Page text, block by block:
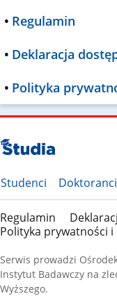
• Regulamin
• Deklaracja
• Polityka
Studenci Doktoranci
Regulamin
Polityka prywatności
Serwis prowadzi
Instytut Badawczy na
Wyższego.